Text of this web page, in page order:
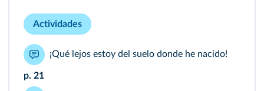
Actividades
¡Qué lejos estoy del suelo donde he nacido!
p. 21